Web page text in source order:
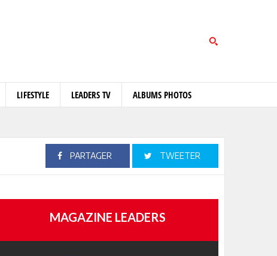
LIFESTYLE LEADERS TV ALBUMS PHOTOS
PARTAGER TWEETER
MAGAZINE LEADERS